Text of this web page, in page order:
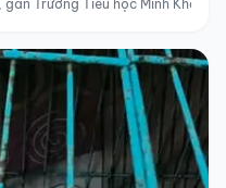
Trường Tiểu học Minh Khai